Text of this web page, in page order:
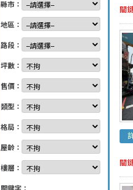
縣市：
地區：
路段：
坪數：
售價：
類型：
格局：
屋齡：
樓層：
關
關